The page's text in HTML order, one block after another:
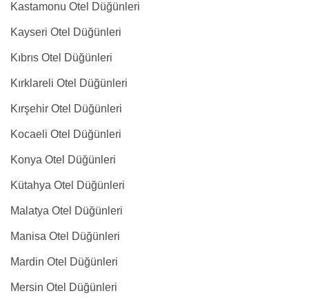
Kastamonu Otel Düğünleri
Kayseri Otel Düğünleri
Kıbrıs Otel Düğünleri
Kırklareli Otel Düğünleri
Kırşehir Otel Düğünleri
Kocaeli Otel Düğünleri
Konya Otel Düğünleri
Kütahya Otel Düğünleri
Malatya Otel Düğünleri
Manisa Otel Düğünleri
Mardin Otel Düğünleri
Mersin Otel Düğünleri